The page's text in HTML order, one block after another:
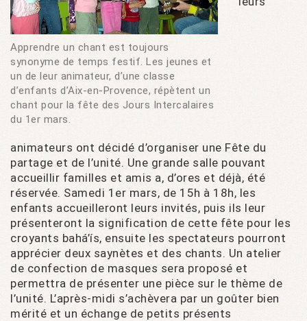
Apprendre un chant est toujours
synonyme de temps festif. Les jeunes et
un de leur animateur, d’une classe
d’enfants d’Aix-en-Provence, répètent un
chant pour la fête des Jours Intercalaires
du 1er mars.
animateurs ont décidé d’organiser une Fête du
partage et de l’unité. Une grande salle pouvant
accueillir familles et amis a, d’ores et déjà, été
réservée. Samedi 1er mars, de 15h à 18h, les
enfants accueilleront leurs invités, puis ils leur
présenteront la signification de cette fête pour les
croyants bahá’ís, ensuite les spectateurs pourront
apprécier deux saynètes et des chants. Un atelier
de confection de masques sera proposé et
permettra de présenter une pièce sur le thème de
l’unité. L’après-midi s’achèvera par un goûter bien
mérité et un échange de petits présents